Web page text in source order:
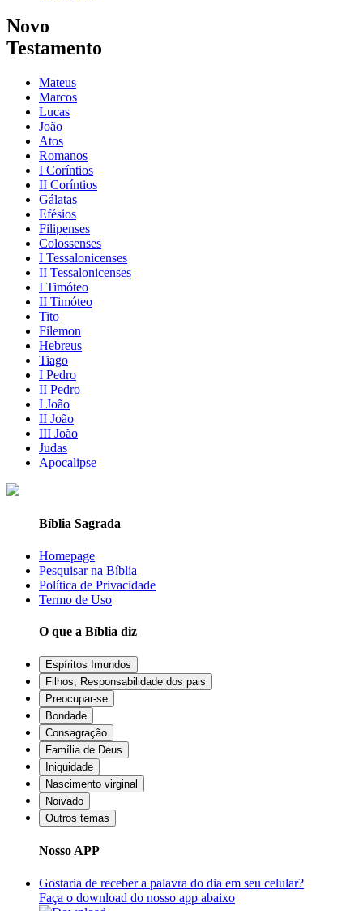
Novo
Testamento
Mateus
Marcos
Lucas
João
Atos
Romanos
I Coríntios
II Coríntios
Gálatas
Efésios
Filipenses
Colossenses
I Tessalonicenses
II Tessalonicenses
I Timóteo
II Timóteo
Tito
Filemon
Hebreus
Tiago
I Pedro
II Pedro
I João
II João
III João
Judas
Apocalipse
Bíblia Sagrada
Homepage
Pesquisar na Bíblia
Política de Privacidade
Termo de Uso
O que a Bíblia diz
Espíritos Imundos
Filhos, Responsabilidade dos pais
Preocupar-se
Bondade
Consagração
Família de Deus
Iniquidade
Nascimento virginal
Noivado
Outros temas
Nosso APP
Gostaria de receber a palavra do dia em seu celular?
Faça o download do nosso app abaixo